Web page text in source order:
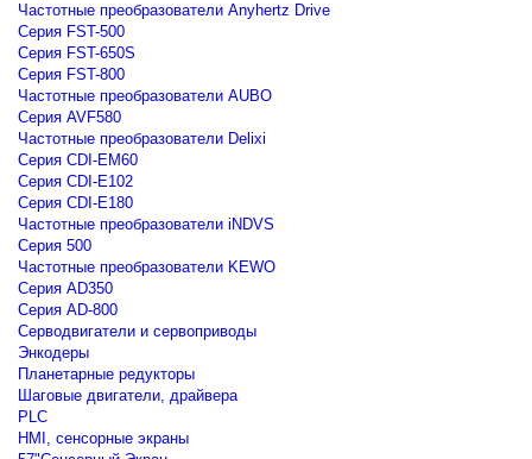
Частотные преобразователи Anyhertz Drive
Серия FST-500
Серия FST-650S
Серия FST-800
Частотные преобразователи AUBO
Серия AVF580
Частотные преобразователи Delixi
Серия CDI-EM60
Серия CDI-E102
Серия CDI-E180
Частотные преобразователи iNDVS
Серия 500
Частотные преобразователи KEWO
Серия AD350
Серия AD-800
Серводвигатели и сервоприводы
Энкодеры
Планетарные редукторы
Шаговые двигатели, драйвера
PLC
HMI, сенсорные экраны